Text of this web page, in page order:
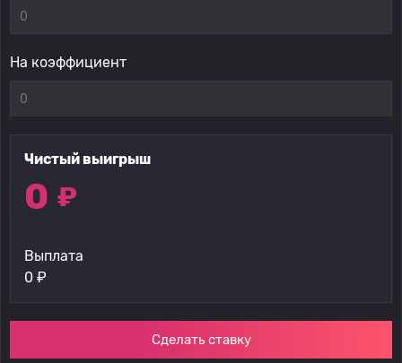
На коэффициент
Чистый выигрыш
0 ₽
Выплата
0 ₽
Сделать ставку